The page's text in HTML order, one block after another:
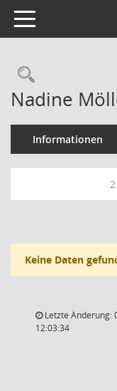
Toggle navigation
Nadine
Informationen
Keine Daten
Letzte Änderung:
12:03:34